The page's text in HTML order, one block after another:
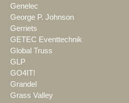
Genelec
George P. Johnson
Gerriets
GETEC Eventtechnik
Global Truss
GLP
GO4IT!
Grandel
Grass Valley